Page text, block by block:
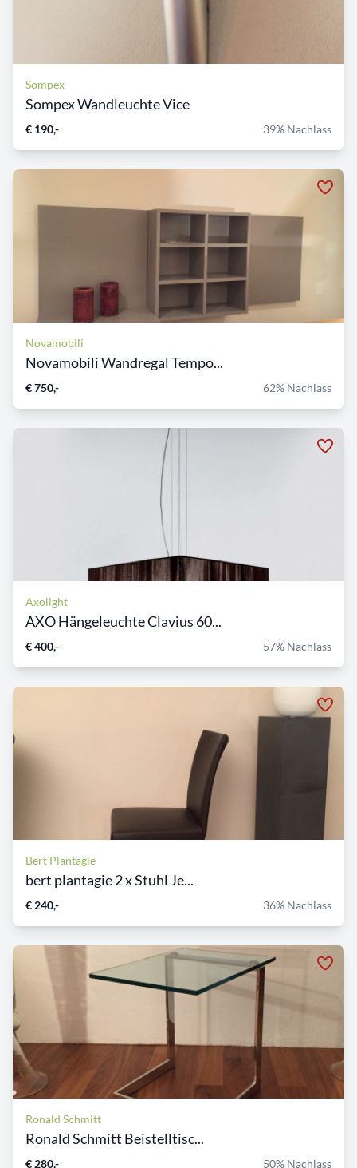
Sompex
Sompex Wandleuchte Vice
€ 190,- 39% Nachlass
Novamobili
Novamobili Wandregal Tempo...
€ 750,- 62% Nachlass
Axolight
AXO Hängeleuchte Clavius 60...
€ 400,- 57% Nachlass
Bert Plantagie
bert plantagie 2 x Stuhl Je...
€ 240,- 36% Nachlass
Ronald Schmitt
Ronald Schmitt Beistelltisc...
€ 280,- 50% Nachlass